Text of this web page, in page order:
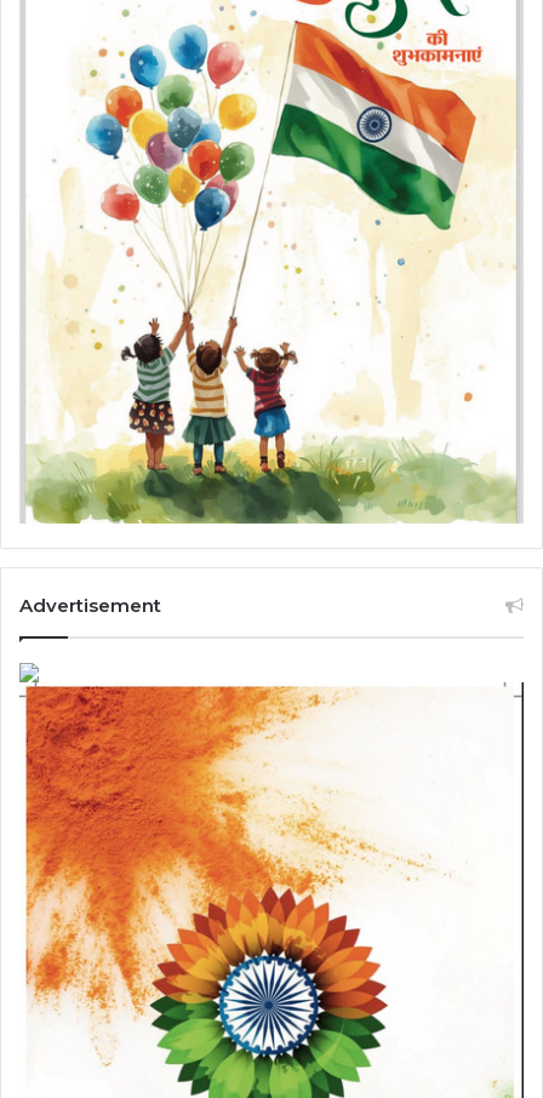
Advertisement